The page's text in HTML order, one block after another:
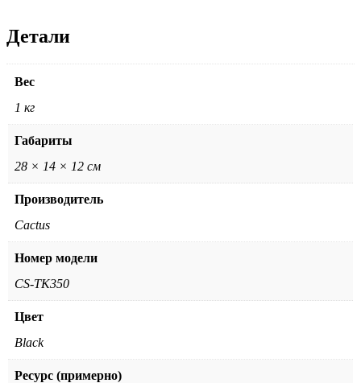
Детали
Вес
1 кг
Габариты
28 × 14 × 12 см
Производитель
Cactus
Номер модели
CS-TK350
Цвет
Black
Ресурс (примерно)